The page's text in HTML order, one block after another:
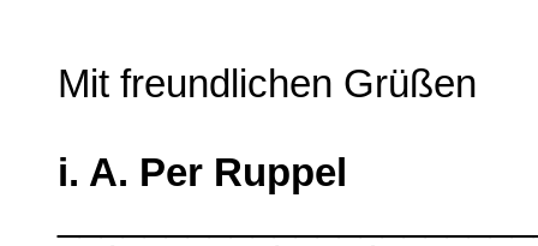
Mit freundlichen Grüßen
i. A. Per Ruppel